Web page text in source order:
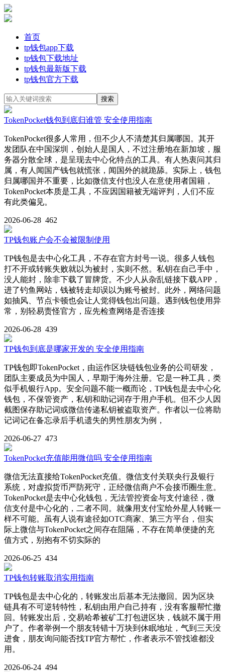
首页
tp钱包app下载
tp钱包下载地址
tp钱包最新版下载
tp钱包官方下载
TokenPocket钱包到底归谁管 安全使用指南
TokenPocket很多人常用，但不少人不清楚其归属哪国。其开
发团队在中国深圳，创始人是国人，不过注册地在新加坡，服
务器分散全球，是呈现去中心化特点的工具。有人热衷问其归
属，有人闻国产钱包就慌张，闻国外的就跪舔。实际上，钱包
归属哪国并不重要，比如微信支付也没人在意使用者国籍，
TokenPocket本质是工具，不应因国籍被无端评判，人们不应
有此类偏见。
2026-06-28 462
TP钱包账户会不会被限制使用
TP钱包是去中心化工具，不存在官方封号一说。很多人钱包
打不开或转账失败就以为被封，实则不然。私钥在自己手中，
没人能封，除非下载了冒牌货。不少人从杂乱链接下载APP，
进了钓鱼网站，钱被转走却误以为账号被封。此外，网络问题
如抽风、节点卡顿也会让人觉得钱包出问题。遇到钱包使用异
常，别轻易责怪官方，应先检查网络是否连接
2026-06-28 439
TP钱包到底是哪家开发的 安全使用指南
TP钱包即TokenPocket，由运作区块链钱包业务的公司研发，
团队主要成员为中国人，早期于海外注册。它是一种工具，类
似手机银行App。安全问题不能一概而论，TP钱包是去中心化
钱包，不保管资产，私钥和助记词存于用户手机。但不少人因
截图保存助记词或微信传递私钥被盗取资产。作者以一位将助
记词记在备忘录后手机遗失的男性朋友为例，
2026-06-27 473
TokenPocket充值能用微信吗 安全使用指南
微信无法直接给TokenPocket充值。微信支付关联央行及银行
系统，对虚拟货币严防死守，正经微信商户不会接币圈生意。
TokenPocket是去中心化钱包，无法管控资金与支付途径，微
信支付是中心化的，二者不同。就像用支付宝给外星人转账一
样不可能。虽有人说有途径如OTC商家、第三方平台，但实
际上微信与TokenPocket之间存在阻隔，不存在简单便捷的充
值方式，别抱有不切实际的
2026-06-25 434
TP钱包转账取消实用指南
TP钱包是去中心化的，转账发出后基本无法撤回。因为区块
链具有不可逆转特性，私钥由用户自己持有，没有客服帮忙撤
回。转账发出后，交易哈希被矿工打包进区块，钱就不属于用
户了。作者举例一个朋友转错十万块到休眠地址，气到三天没
进食，朋友询问能否找TP官方帮忙，作者表示不管找谁都没
用。
2026-06-24 494